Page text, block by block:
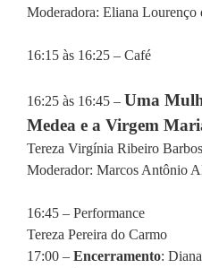
Moderadora: Eliana
16:15 às 16:25 – Café
16:25 às 16:45 – Uma
Medea e a Virgem
Tereza Virgínia Ribeiro
Moderador: Marcos Antônio
16:45 – Performance
Tereza Pereira do Carmo
17:00 – Encerramento: